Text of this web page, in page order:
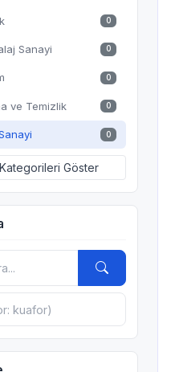
0
Sanayi 0
0
ve Temizlik 0
0
Göster